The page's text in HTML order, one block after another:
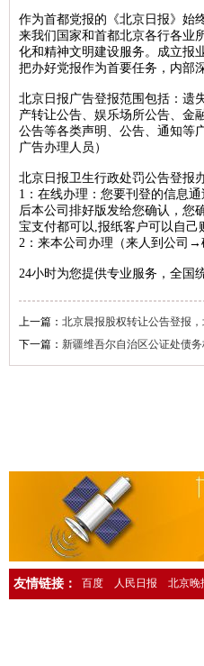
北京晨报海关行政处罚公
法制日报工商行政处罚公
北京日报海关行政处罚公
人民日报海外版资产处置
经济日报土地使用权转让
中国商报资产处置公告登
北京日报税务稽查公告登
经济日报债权转让公告登
北京晚报海关稽查公告登
中国环境报广告登报，中
检察日报法院公告登报，检
法制日报国有资产转让公
法制晚报企业改制公告登
北京日报债务催收公告登
人民日报催收公告登报，
工人日报催收公告登报，
人民日报海外版送达公告
中华工商时报仲裁公告登
作为首都党报的《北京日报》始
来我们国家和首都北京各行各业
化和精神文明建设服务。成立报
把办好党报作为首要任务，内部
北京日报广告登报范围包括：遗
产转让公告、娱乐场所公告、金
公告等各类声明、公告、通知等
广告办理人员）
北京日报卫生行政处罚公告登报
1：在线办理：您要刊登的信息
后本公司排好版发给您确认，您
宝支付都可以,报纸客户可以自
2：来本公司办理（来人到公司
24小时为您提供专业服务，全国
上一篇： 北京晨报股权转让公告登报
下一篇： 新疆维吾尔自治区公证处债
友情链接： 百度 人民日报 北京晚